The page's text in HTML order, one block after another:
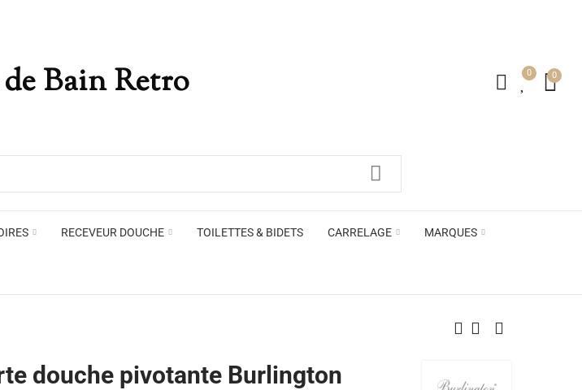
Bain Retro 0 0
RECEVEUR DOUCHE TOILETTES & BIDETS CARRELAGE MARQUES
→
Miroirs ACB
douche pivotante Burlington